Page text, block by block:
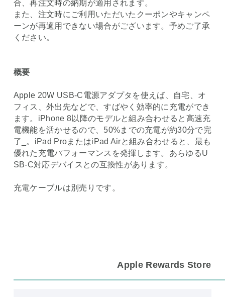
合、再注文時の納期が適用されます。
また、注文時にご利用いただいたクーポンやキャンペ
ーンが再適用できない場合がございます。予めご了承
ください。
概要
Apple 20W USB-C電源アダプタを使えば、自宅、オ
フィス、外出先などで、すばやく効率的に充電ができ
ます。iPhone 8以降のモデルと組み合わせると高速充
電機能を活かせるので、50%までの充電が約30分で完
了_。iPad ProまたはiPad Airと組み合わせると、最も
優れた充電パフォーマンスを発揮します。あらゆるU
SB-C対応デバイスとの互換性があります。
充電ケーブルは別売りです。
Apple Rewards Store